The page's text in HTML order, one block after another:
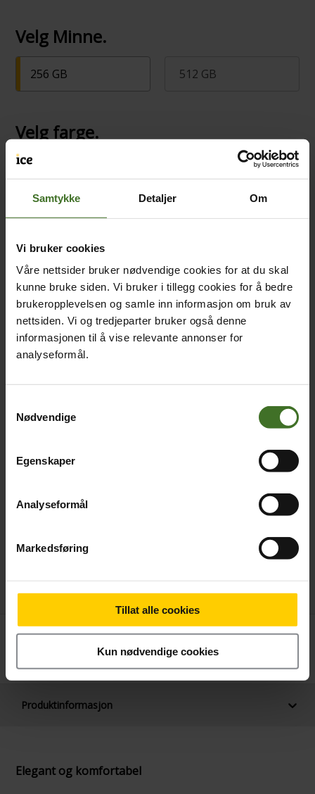
Samtykke Detaljer Om
Vi bruker cookies
Våre nettsider bruker nødvendige cookies for at du skal
kunne bruke siden. Vi bruker i tillegg cookies for å bedre
brukeropplevelsen og samle inn informasjon om bruk av
nettsiden. Vi og tredjeparter bruker også denne
informasjonen til å vise relevante annonser for
analyseformål.
Nødvendige
Egenskaper
Analyseformål
Markedsføring
Tillat alle cookies
Kun nødvendige cookies
Velg Minne.
256 GB 512 GB
Velg farge.
Valgt farge.: Blå
Sett opp tilbehør til mobiltelefonen
Kjøp mobildeksel
Ingen produkter er valgt
+ Legg til
Med eller uten abonnement
Med 24mnd telefonbinding på
abonnementet
10.890,-
Månedlig pris
24 mnd. binding
Betal nå
10.890,-
Produktinformasjon
Elegant og komfortabel